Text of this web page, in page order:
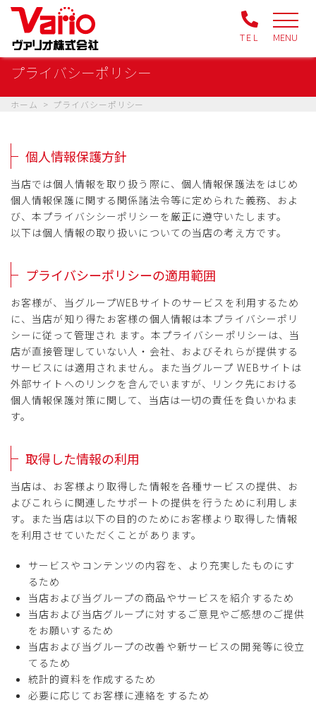
TEL MENU
プライバシーポリシー
ホーム プライバシーポリシー
個人情報保護方針
当店では個人情報を取り扱う際に、個人情報保護法をはじめ
個人情報保護に関する関係諸法令等に定められた義務、およ
び、本プライバシシーポリシーを厳正に遵守いたします。
以下は個人情報の取り扱いについての当店の考え方です。
プライバシーポリシーの適用範囲
お客様が、当グループWEBサイトのサービスを利用するため
に、当店が知り得たお客様の個人情報は本プライバシーポリ
シーに従って管理され ます。本プライバシーポリシーは、当
店が直接管理していない人・会社、およびそれらが提供する
サービスには適用されません。また当グループ WEBサイトは
外部サイトへのリンクを含んでいますが、リンク先における
個人情報保護対策に関して、当店は一切の責任を負いかねま
す。
取得した情報の利用
当店は、お客様より取得した情報を各種サービスの提供、お
よびこれらに関連したサポートの提供を行うために利用しま
す。また当店は以下の目的のためにお客様より取得した情報
を利用させていただくことがあります。
サービスやコンテンツの内容を、より充実したものにす
るため
当店および当グループの商品やサービスを紹介するため
当店および当店グループに対するご意見やご感想のご提供
をお願いするため
当店および当グループの改善や新サービスの開発等に役立
てるため
統計的資料を作成するため
必要に応じてお客様に連絡をするため